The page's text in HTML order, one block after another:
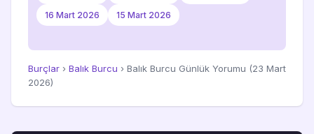
16 Mart 2026 15 Mart 2026
Burçlar › Balık Burcu › Balık Burcu Günlük Yorumu (23 Mart
2026)